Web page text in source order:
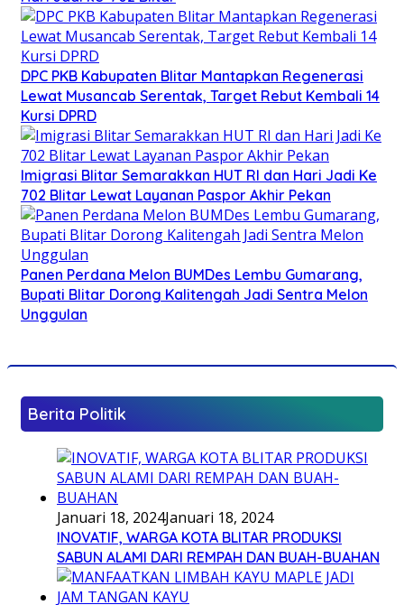
DPC PKB Kabupaten Blitar Mantapkan Regenerasi
Lewat Musancab Serentak, Target Rebut Kembali 14
Kursi DPRD
Imigrasi Blitar Semarakkan HUT RI dan Hari Jadi Ke
702 Blitar Lewat Layanan Paspor Akhir Pekan
Panen Perdana Melon BUMDes Lembu Gumarang,
Bupati Blitar Dorong Kalitengah Jadi Sentra Melon
Unggulan
Berita Politik
Januari 18, 2024Januari 18, 2024
INOVATIF, WARGA KOTA BLITAR PRODUKSI
SABUN ALAMI DARI REMPAH DAN BUAH-BUAHAN